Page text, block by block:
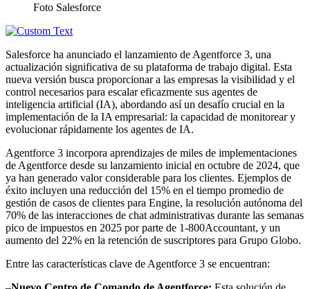
Foto Salesforce
Salesforce ha anunciado el lanzamiento de Agentforce 3, una
actualización significativa de su plataforma de trabajo digital. Esta
nueva versión busca proporcionar a las empresas la visibilidad y el
control necesarios para escalar eficazmente sus agentes de
inteligencia artificial (IA), abordando así un desafío crucial en la
implementación de la IA empresarial: la capacidad de monitorear y
evolucionar rápidamente los agentes de IA.
Agentforce 3 incorpora aprendizajes de miles de implementaciones
de Agentforce desde su lanzamiento inicial en octubre de 2024, que
ya han generado valor considerable para los clientes. Ejemplos de
éxito incluyen una reducción del 15% en el tiempo promedio de
gestión de casos de clientes para Engine, la resolución autónoma del
70% de las interacciones de chat administrativas durante las semanas
pico de impuestos en 2025 por parte de 1-800Accountant, y un
aumento del 22% en la retención de suscriptores para Grupo Globo.
Entre las características clave de Agentforce 3 se encuentran: